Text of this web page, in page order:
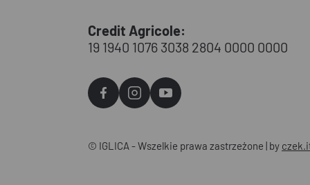
Credit Agricole:
19 1940 1076 3038 2804 0000 0000
Agvo
Agvo
Agvo
© IGLICA - Wszelkie prawa zastrzeżone | by